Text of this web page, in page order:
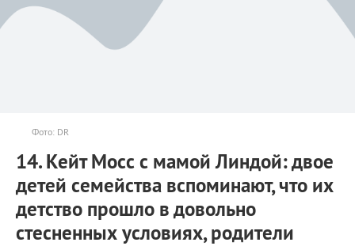
Фото: DR
14. Кейт Мосс с мамой Линдой: двое
детей семейства вспоминают, что их
детство прошло в довольно
стесненных условиях, родители